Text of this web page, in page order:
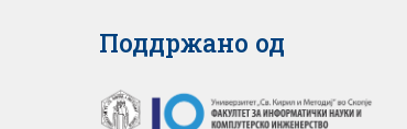
Поддржано од